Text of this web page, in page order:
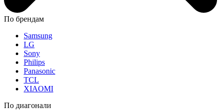
По брендам
Samsung
LG
Sony
Philips
Panasonic
TCL
XIAOMI
По диагонали